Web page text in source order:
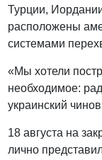
Турции,
расположены
системами
«Мы хотели
необходимое:
украинский
18 августа на
лично